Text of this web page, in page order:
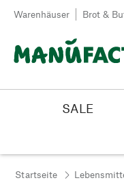
Zum Inhalt springen
Warenhäuser Brot &
SALE
Startseite